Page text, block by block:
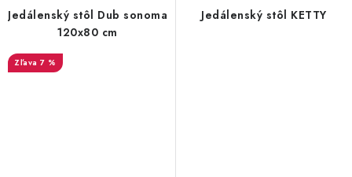
Jedálenský stôl Dub sonoma
120x80 cm
7 %
Jedálenský stôl KETTY